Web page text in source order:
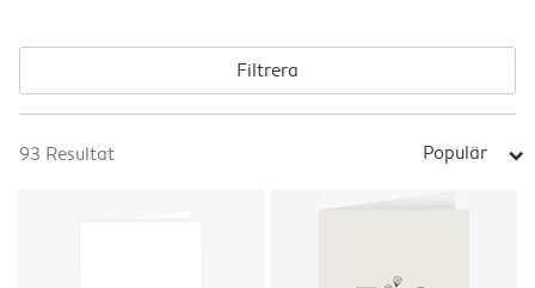
Filtrera
93 Resultat Populär arrow_right